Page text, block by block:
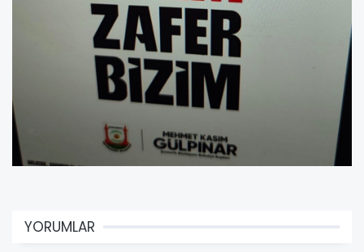
YORUMLAR